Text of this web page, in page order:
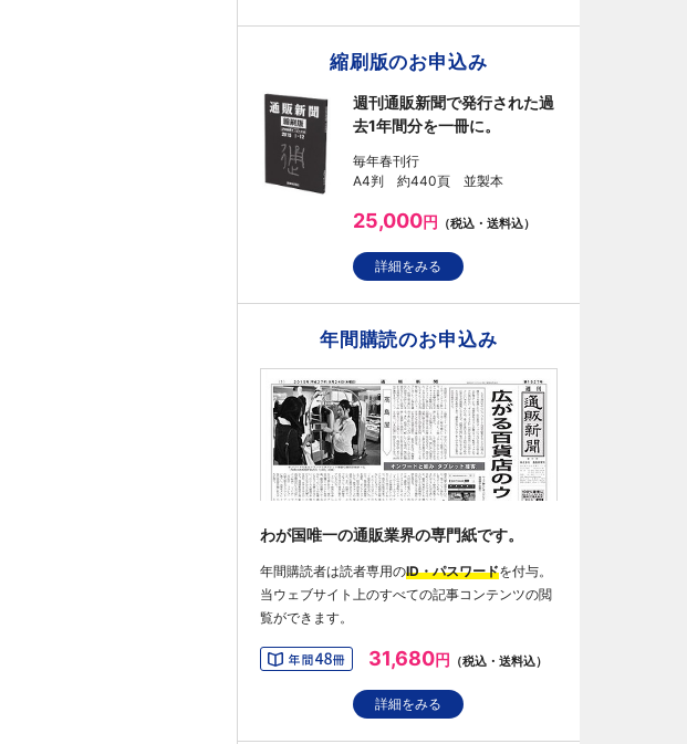
縮刷版のお申込み
週刊通販新聞で発行された過
去1年間分を一冊に。
毎年春刊行
A4判 約440頁 並製本
25,000円 （税込・送料込）
詳細をみる
年間購読のお申込み
わが国唯一の通販業界の専門紙です。
年間購読者は読者専用のID・パスワードを付与。
当ウェブサイト上のすべての記事コンテンツの閲
覧ができます。
31,680円 （税込・送料込）
詳細をみる